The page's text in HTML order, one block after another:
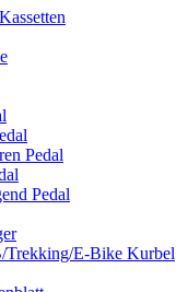
Pedal
Pedal
E-Bike Kurbel